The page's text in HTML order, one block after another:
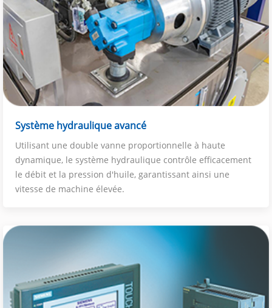
Système hydraulique avancé
Utilisant une double vanne proportionnelle à haute
dynamique, le système hydraulique contrôle efficacement
le débit et la pression d'huile, garantissant ainsi une
vitesse de machine élevée.